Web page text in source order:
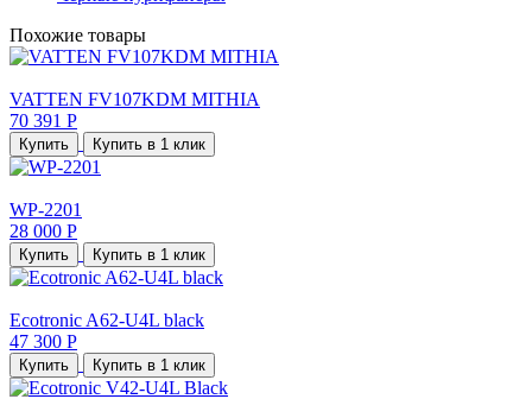
Похожие товары
VATTEN FV107KDM MITHIA
70 391 Р
Купить Купить в 1 клик
WP-2201
28 000 Р
Купить Купить в 1 клик
Ecotronic A62-U4L black
47 300 Р
Купить Купить в 1 клик